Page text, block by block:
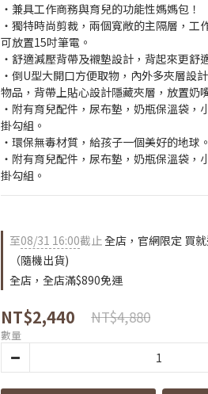
‧兼​具工作商務與育兒的功能性媽媽包！
‧獨特時尚剪裁，兩個寬敞的主隔層，工
可放置15吋筆電。
‧舒適減壓背帶及襯墊設計，背起來更舒
‧倒U型大開口方便取物，內外多夾層設
物品，背帶上貼心設計隱藏夾層，放置奶
‧附有育兒配件，尿布墊，奶瓶保溫袋，
掛勾組。
‧環保無毒材質，給孩子一個美好的地球。
‧附有育兒配件，尿布墊，奶瓶保溫袋，
掛勾組。
至08/31 16:00截止全店，官網限定 買
（隨機出貨)
全店，全店滿$890免運
NT$2,440 NT$4,880
數量